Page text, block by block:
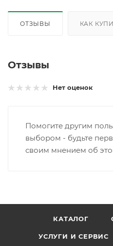
ОТЗЫВЫ КАК
Отзывы
Нет оценок
Помогите другим
выбором - будьте
своим мнением об
КАТАЛОГ
УСЛУГИ И СЕРВИС